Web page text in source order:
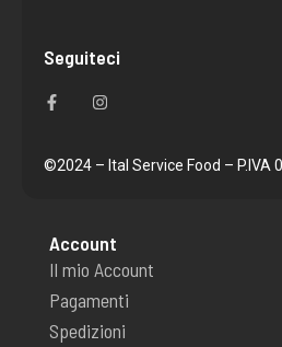
Seguiteci
a
c
o
o
n
s
©2024 – Ital Service Food – P.IVA
Account
Il mio Account
Pagamenti
Spedizioni